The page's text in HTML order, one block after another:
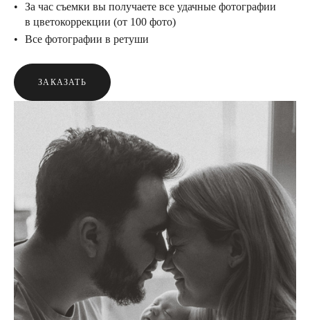
За час съемки вы получаете все удачные фотографии
в цветокоррекции (от 100 фото)
Все фотографии в ретуши
ЗАКАЗАТЬ